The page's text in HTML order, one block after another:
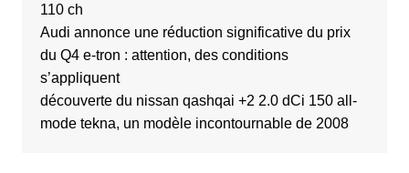
110 ch
Audi annonce une réduction significative du prix
du Q4 e-tron : attention, des conditions
s’appliquent
découverte du nissan qashqai +2 2.0 dCi 150 all-
mode tekna, un modèle incontournable de 2008